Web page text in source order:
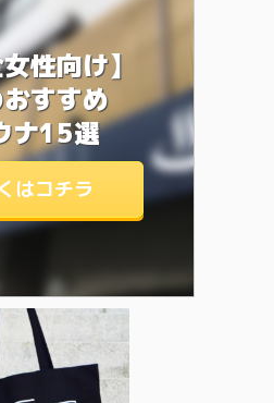
性向け】
おすすめ
ナ15選
はコチラ